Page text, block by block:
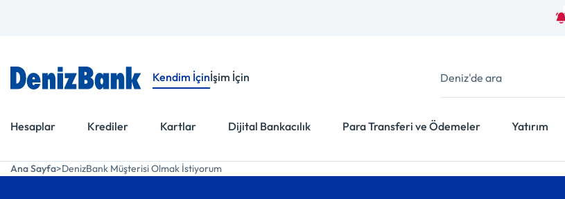
Kendim İçinİşim İçin
Hesaplar Krediler Kartlar Dijital Bankacılık Para Transferi ve Ödemeler Yatırım
Ana Sayfa DenizBank Müşterisi Olmak İstiyorum